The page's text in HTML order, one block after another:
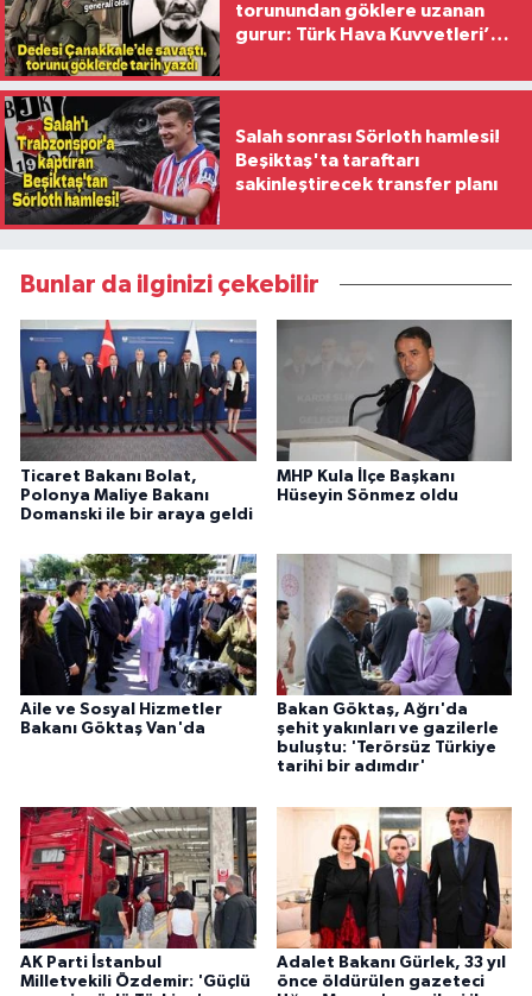
torunundan göklere uzanan
gurur: Türk Hava Kuvvetleri’nin
Salah sonrası Sörloth hamlesi!
Beşiktaş'ta taraftarı
sakinleştirecek transfer planı
Bunlar da ilginizi çekebilir
Ticaret Bakanı Bolat,
Polonya Maliye Bakanı
Domanski ile bir araya geldi
MHP Kula İlçe Başkanı
Hüseyin Sönmez oldu
Aile ve Sosyal Hizmetler
Bakanı Göktaş Van'da
Bakan Göktaş, Ağrı'da
şehit yakınları ve gazilerle
buluştu: 'Terörsüz Türkiye
tarihi bir adımdır'
AK Parti İstanbul
Milletvekili Özdemir: 'Güçlü
Adalet Bakanı Gürlek, 33 yıl
önce öldürülen gazeteci